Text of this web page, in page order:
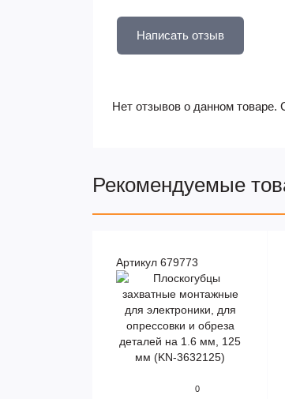
Написать отзыв
Нет отзывов о данном товаре.
Рекомендуемые
Артикул 679773
0